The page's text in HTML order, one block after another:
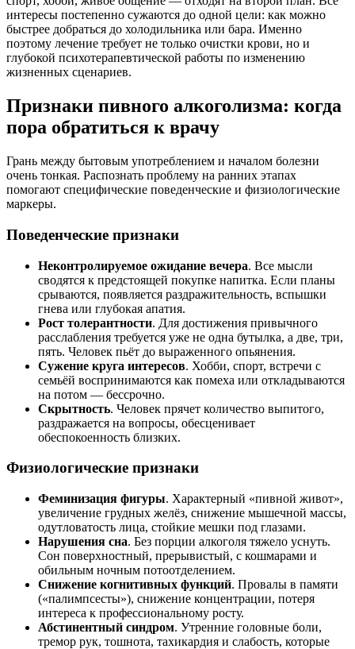
интересы постепенно сужаются до одной цели: как можно
быстрее добраться до холодильника или бара. Именно
поэтому лечение требует не только очистки крови, но и
глубокой психотерапевтической работы по изменению
жизненных сценариев.
Признаки пивного алкоголизма: когда
пора обратиться к врачу
Грань между бытовым употреблением и началом болезни
очень тонкая. Распознать проблему на ранних этапах
помогают специфические поведенческие и физиологические
маркеры.
Поведенческие признаки
Неконтролируемое ожидание вечера. Все мысли
сводятся к предстоящей покупке напитка. Если планы
срываются, появляется раздражительность, вспышки
гнева или глубокая апатия.
Рост толерантности. Для достижения привычного
расслабления требуется уже не одна бутылка, а две, три,
пять. Человек пьёт до выраженного опьянения.
Сужение круга интересов. Хобби, спорт, встречи с
семьёй воспринимаются как помеха или откладываются
на потом — бессрочно.
Скрытность. Человек прячет количество выпитого,
раздражается на вопросы, обесценивает
обеспокоенность близких.
Физиологические признаки
Феминизация фигуры. Характерный «пивной живот»,
увеличение грудных желёз, снижение мышечной массы,
одутловатость лица, стойкие мешки под глазами.
Нарушения сна. Без порции алкоголя тяжело уснуть.
Сон поверхностный, прерывистый, с кошмарами и
обильным ночным потоотделением.
Снижение когнитивных функций. Провалы в памяти
(«палимпсесты»), снижение концентрации, потеря
интереса к профессиональному росту.
Абстинентный синдром. Утренние головные боли,
тремор рук, тошнота, тахикардия и слабость, которые